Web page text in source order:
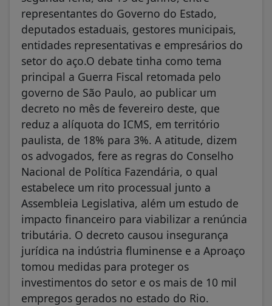
representantes do Governo do Estado,
deputados estaduais, gestores municipais,
entidades representativas e empresários do
setor do aço.O debate tinha como tema
principal a Guerra Fiscal retomada pelo
governo de São Paulo, ao publicar um
decreto no mês de fevereiro deste, que
reduz a alíquota do ICMS, em território
paulista, de 18% para 3%. A atitude, dizem
os advogados, fere as regras do Conselho
Nacional de Política Fazendária, o qual
estabelece um rito processual junto a
Assembleia Legislativa, além um estudo de
impacto financeiro para viabilizar a renúncia
tributária. O decreto causou insegurança
jurídica na indústria fluminense e a Aproaço
tomou medidas para proteger os
investimentos do setor e os mais de 10 mil
empregos gerados no estado do Rio.